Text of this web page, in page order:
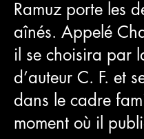
Ramuz porte les
aînés. Appelé
il se choisira par
d’auteur C. F. et
dans le cadre
moment où il